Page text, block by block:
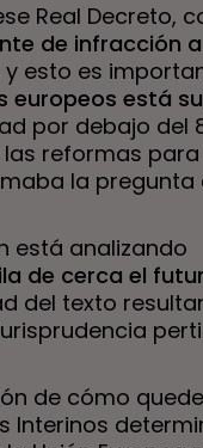
Real Decreto,
de infracción
y esto es
europeos está
por debajo del
reformas
la pregunta
está analizando
de cerca el
del texto
de cómo
Interinos